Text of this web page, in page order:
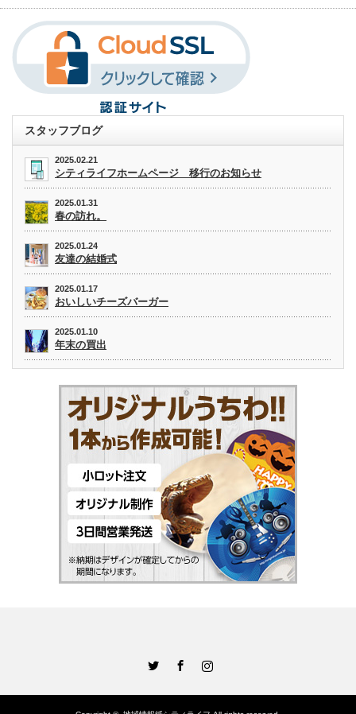
スタッフブログ
2025.02.21
シティライフホームページ 移行のお知らせ
2025.01.31
春の訪れ。
2025.01.24
友達の結婚式
2025.01.17
おいしいチーズバーガー
2025.01.10
年末の買出